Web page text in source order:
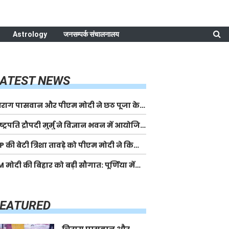
Astrology जनसम्पर्क संचालनालय
NEWS
पासवान और पीएम मोदी ने छठ पूजा के
पर देशवासियों को दी
छठी मैया से देश की समृद्धि की
की
द्रौपदी मुर्मु ने विज्ञान भवन में आयोजित
कर्मयोगी अभियान पर राष्ट्रीय कॉन्क्लेव में
को सम्मानित किया
की बेटी त्रिशा तावड़े को पीएम मोदी ने किया
राष्ट्रीय स्तर पर लहराया कौशल
का परचम
मोदी की बिहार को बड़ी सौगात: पूर्णिया में